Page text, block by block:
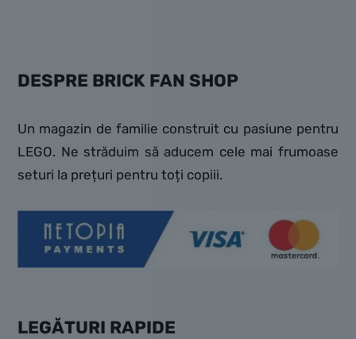
DESPRE BRICK FAN SHOP
Un magazin de familie construit cu pasiune pentru
LEGO. Ne străduim să aducem cele mai frumoase
seturi la prețuri pentru toți copiii.
LEGĂTURI RAPIDE